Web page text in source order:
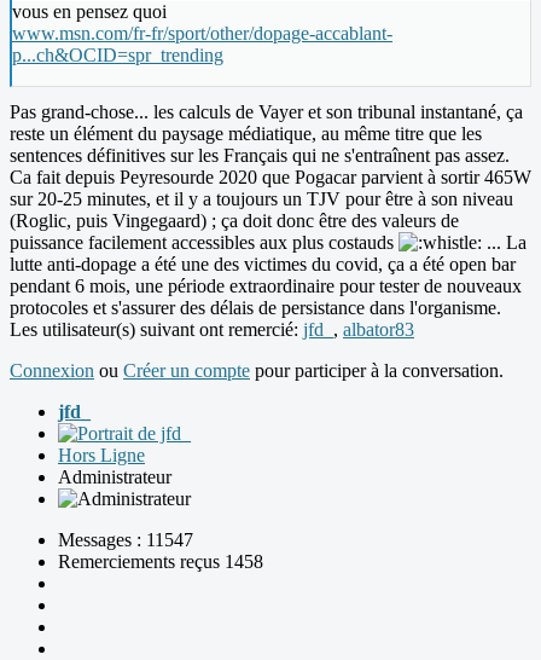
vous en pensez quoi
www.msn.com/fr-fr/sport/other/dopage-accablant-
p...ch&OCID=spr_trending
Pas grand-chose... les calculs de Vayer et son tribunal instantané, ça
reste un élément du paysage médiatique, au même titre que les
sentences définitives sur les Français qui ne s'entraînent pas assez.
Ca fait depuis Peyresourde 2020 que Pogacar parvient à sortir 465W
sur 20-25 minutes, et il y a toujours un TJV pour être à son niveau
(Roglic, puis Vingegaard) ; ça doit donc être des valeurs de
puissance facilement accessibles aux plus costauds
... La
lutte anti-dopage a été une des victimes du covid, ça a été open bar
pendant 6 mois, une période extraordinaire pour tester de nouveaux
protocoles et s'assurer des délais de persistance dans l'organisme.
Les utilisateur(s) suivant ont remercié: jfd_ , albator83
Connexion ou Créer un compte pour participer à la conversation.
jfd_
Hors Ligne
Administrateur
Messages : 11547
Remerciements reçus 1458